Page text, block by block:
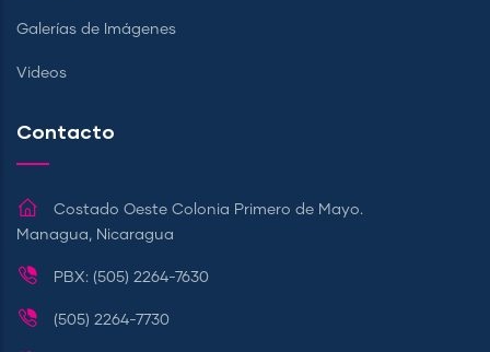
Galerías de Imágenes
Videos
Contacto
Costado Oeste Colonia Primero de Mayo.
Managua, Nicaragua
PBX: (505) 2264-7630
(505) 2264-7730